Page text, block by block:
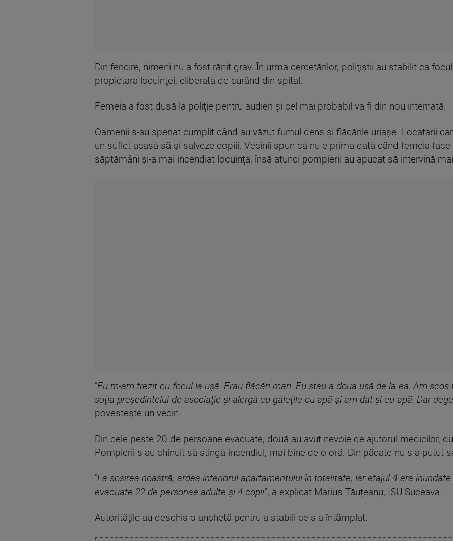
Din fericire, nimeni nu a fost rănit grav. În urma cercetărilor, poliţiştii au stabilit ca
propietara locuinţei, eliberată de curând din spital.
Femeia a fost dusă la poliţie pentru audieri şi cel mai probabil va fi din nou internată.
Oamenii s-au speriat cumplit când au văzut fumul dens şi flăcările uriaşe. Locatarii
un suflet acasă să-şi salveze copiii. Vecinii spun că nu e prima dată când femeia
săptămâni şi-a mai incendiat locuinţa, însă atunci pompierii au apucat să intervină
"Eu m-am trezit cu focul la uşă. Erau flăcări mari. Eu stau a doua uşă de la ea. Am
soţia preşedintelui de asociaţie şi alergă cu găleţile cu apă şi am dat şi eu apă. Dar
povestește un vecin.
Din cele peste 20 de persoane evacuate, două au avut nevoie de ajutorul medicilor,
Pompierii s-au chinuit să stingă incendiul, mai bine de o oră. Din păcate nu s-a putut
"La sosirea noastră, ardea interiorul apartamentului în totalitate, iar etajul 4 era
evacuate 22 de personae adulte şi 4 copii”, a explicat Marius Tăuțeanu, ISU Suceava.
Autorităţile au deschis o anchetă pentru a stabili ce s-a întâmplat.